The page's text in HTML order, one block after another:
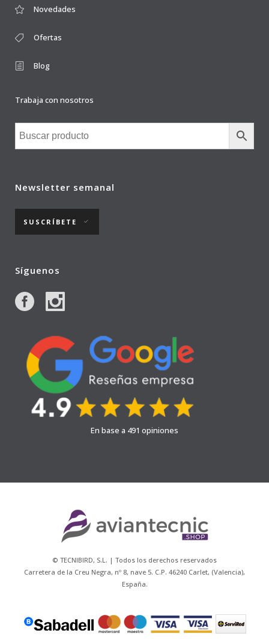
Novedades
Ofertas
Blog
Trabaja con nosotros
Newsletter semanal
SUSCRÍBETE
Síguenos
En base a 491 opiniones
© TECNIBIRD, S.L. | Todos los derechos reservados
Carretera de la Creu Negra, nº 8, nave 5. C.P. 46240 Carlet, (Valencia),
España.